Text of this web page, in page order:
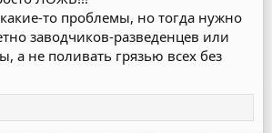
то проблемы, но тогда нужно
заводчиков-разведенцев или
а не поливать грязью всех без